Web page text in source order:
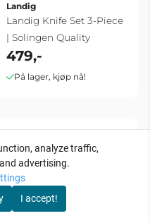
Landig
Landig Knife Set 3-Piece
| Solingen Quality
479,-
På lager, kjøp nå!
analyze traffic,
advertising.
I accept!